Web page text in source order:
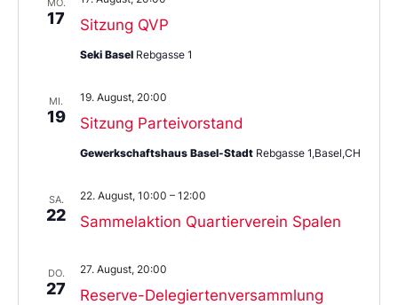
MO.
17 Sitzung QVP
Seki Basel Rebgasse 1
MI.
19 Sitzung Parteivorstand
19. August, 20:00
Gewerkschaftshaus Basel-Stadt Rebgasse 1,Basel,CH
SA.
22 Sammelaktion Quartierverein Spalen
22. August, 10:00 – 12:00
DO.
27 Reserve-Delegiertenversammlung
27. August, 20:00